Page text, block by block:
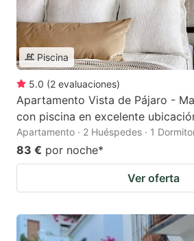
Piscina
5.0 (2 evaluaciones)
Apartamento Vista de Pájaro -
con piscina en excelente
Apartamento · 2 Huéspedes · 1
83 € por noche*
Ver oferta